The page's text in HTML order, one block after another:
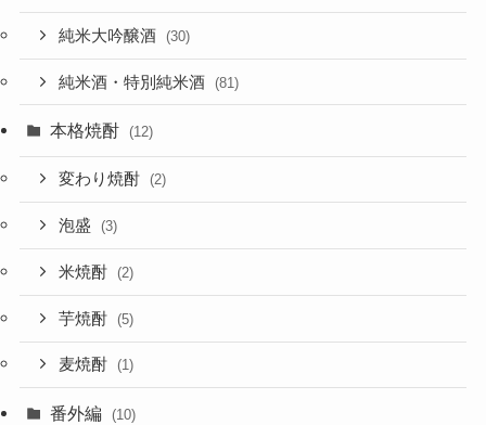
純米大吟醸酒 (30)
純米酒・特別純米酒 (81)
本格焼酎 (12)
変わり焼酎 (2)
泡盛 (3)
米焼酎 (2)
芋焼酎 (5)
麦焼酎 (1)
番外編 (10)